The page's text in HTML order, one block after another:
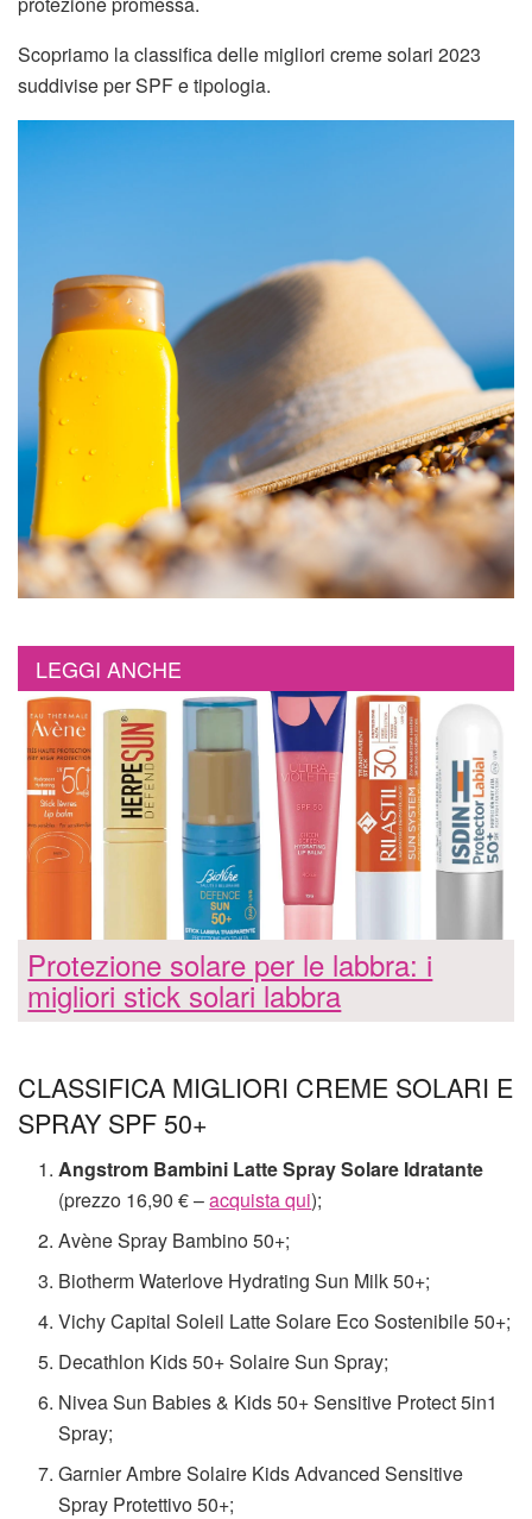
Scopriamo la classifica delle migliori creme solari 2023
suddivise per SPF e tipologia.
LEGGI ANCHE
Protezione solare per le labbra: i
migliori stick solari labbra
CLASSIFICA MIGLIORI CREME SOLARI E
SPRAY SPF 50+
Angstrom Bambini Latte Spray Solare Idratante
(prezzo 16,90 € –acquista qui);
Avène Spray Bambino 50+;
Biotherm Waterlove Hydrating Sun Milk 50+;
Vichy Capital Soleil Latte Solare Eco Sostenibile 50+;
Decathlon Kids 50+ Solaire Sun Spray;
Nivea Sun Babies & Kids 50+ Sensitive Protect 5in1
Spray;
Garnier Ambre Solaire Kids Advanced Sensitive
Spray Protettivo 50+;